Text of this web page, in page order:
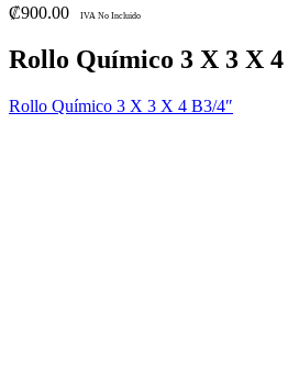
₡900.00 IVA No Incluido
Rollo Químico 3 X 3 X 4
Rollo Químico 3 X 3 X 4 B3/4″